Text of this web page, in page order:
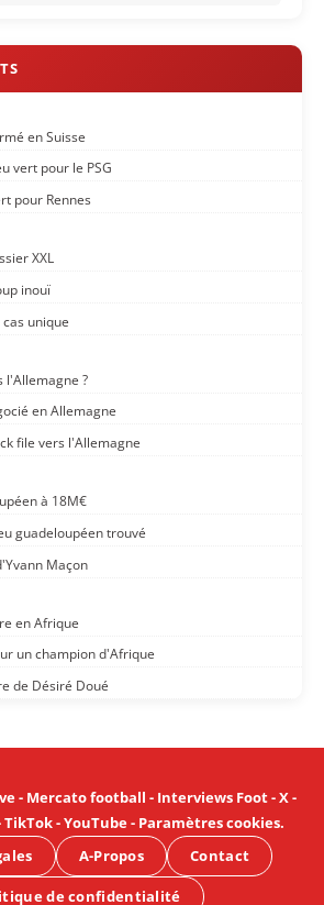
en Suisse
vert pour le PSG
pour Rennes
XXL
inouï
unique
l'Allemagne ?
en Allemagne
file vers l'Allemagne
à 18M€
guadeloupéen trouvé
Maçon
en Afrique
un champion d'Afrique
de Désiré Doué
- Mercato football - Interviews Foot-X-
TikTok-YouTube- Paramètres cookies.
A-Propos Contact
de confidentialité